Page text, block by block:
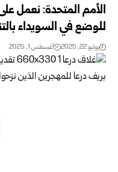
الأمم المتحدة: نعمل
للوضع في السويداء
يوليو 22, 2025 أغسطس 1, 2025